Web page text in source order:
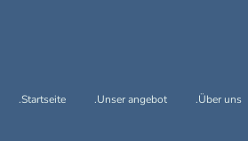
.Startseite .Unser angebot .Über uns